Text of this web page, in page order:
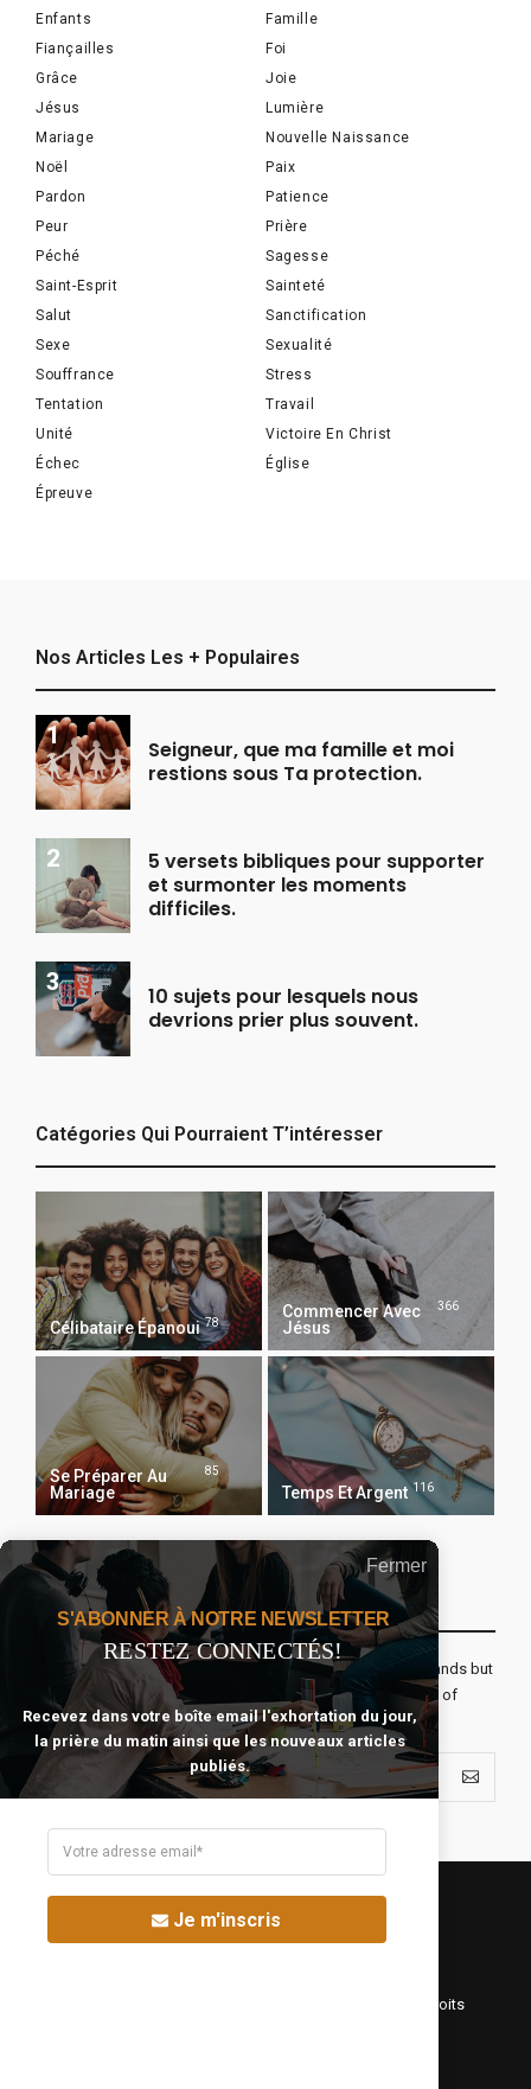
Enfants
Famille
Fiançailles
Foi
Grâce
Joie
Jésus
Lumière
Mariage
Nouvelle Naissance
Noël
Paix
Pardon
Patience
Peur
Prière
Péché
Sagesse
Saint-Esprit
Sainteté
Salut
Sanctification
Sexe
Sexualité
Souffrance
Stress
Tentation
Travail
Unité
Victoire En Christ
Échec
Église
Épreuve
Nos Articles Les + Populaires
Seigneur, que ma famille et moi
restions sous Ta protection.
5 versets bibliques pour supporter
et surmonter les moments
difficiles.
10 sujets pour lesquels nous
devrions prier plus souvent.
Catégories Qui Pourraient T’intéresser
Célibataire Épanoui 78
Commencer Avec
Jésus
366
Se Préparer Au
Mariage
85
Temps Et Argent 116
Recevoir Notre Newsletter Chaque Matin
The real voyage of discovery consists not in seeking new lands but
seeing with new eyes. All journeys have secret destinations of
which the traveler is unaware.
©Fréquence Chrétienne Production 2016-2025. Tous droits
Fermer
S'ABONNER À NOTRE NEWSLETTER
RESTEZ CONNECTÉS!
Recevez dans votre boîte email l'exhortation du jour,
la prière du matin ainsi que les nouveaux articles
publiés.
Je m'inscris